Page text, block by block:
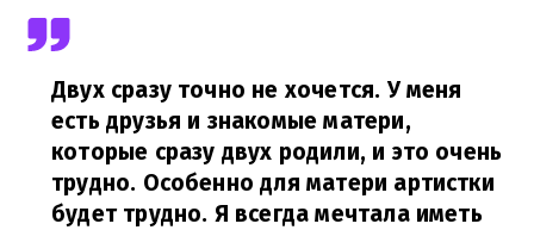
Двух сразу точно не хочется. У меня
есть друзья и знакомые матери,
которые сразу двух родили, и это очень
трудно. Особенно для матери артистки
будет трудно. Я всегда мечтала иметь